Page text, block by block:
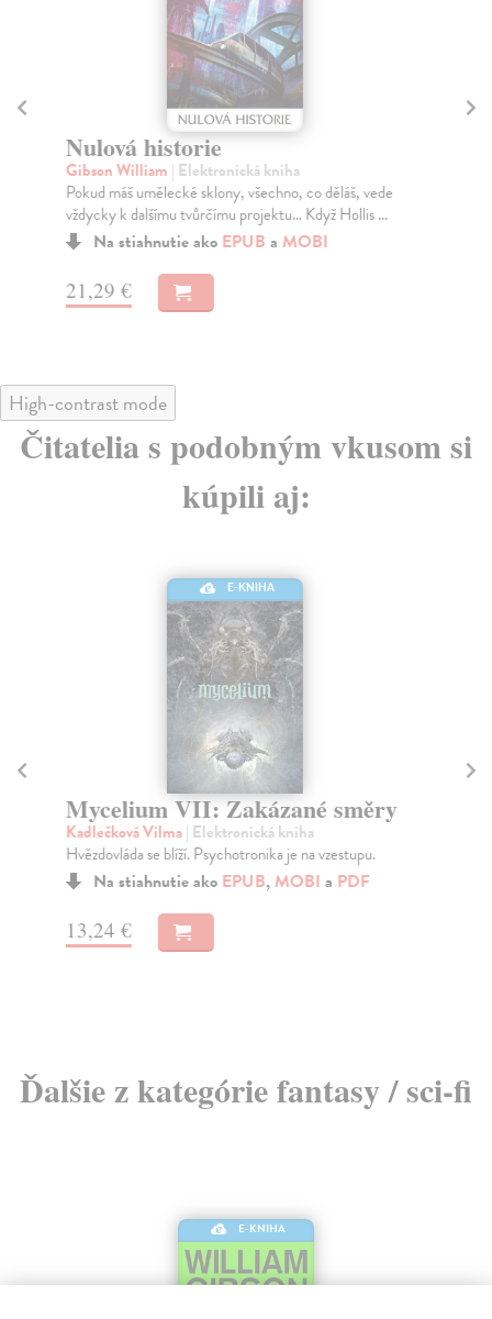
Nulová historie
Gibson William | Elektronická kniha
Pokud máš umělecké sklony, všechno, co děláš, vede
vždycky k dalšímu tvůrčímu projektu… Když Hollis ...
Na stiahnutie ako EPUB a MOBI
21,29 €
High-contrast mode
Čitatelia s podobným vkusom si
kúpili aj:
E-KNIHA
Mycelium VII: Zakázané směry
Kadlečková Vilma| Elektronická kniha
Hvězdovláda se blíží. Psychotronika je na vzestupu.
Na stiahnutie ako EPUB,MOBI a PDF
13,24 €
Ďalšie z kategórie fantasy / sci-fi
E-KNIHA